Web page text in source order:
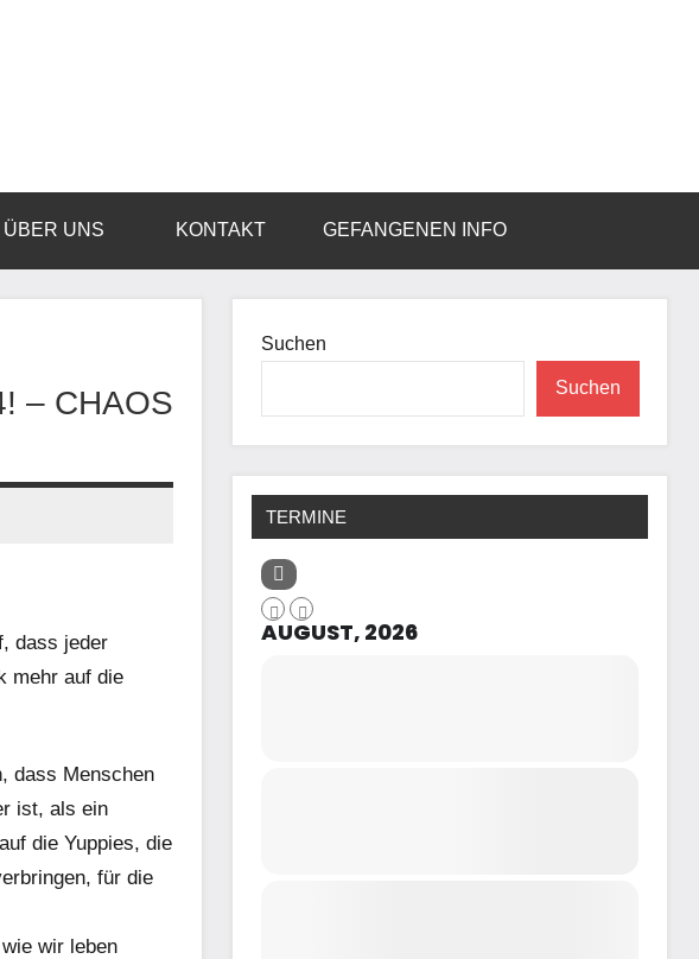
ÜBER UNS KONTAKT GEFANGENEN INFO
– CHAOS
dass jeder
mehr auf die
dass Menschen
ist, als ein
die Yuppies, die
für die
wir leben
Suchen
Suchen
TERMINE
AUGUST, 2026